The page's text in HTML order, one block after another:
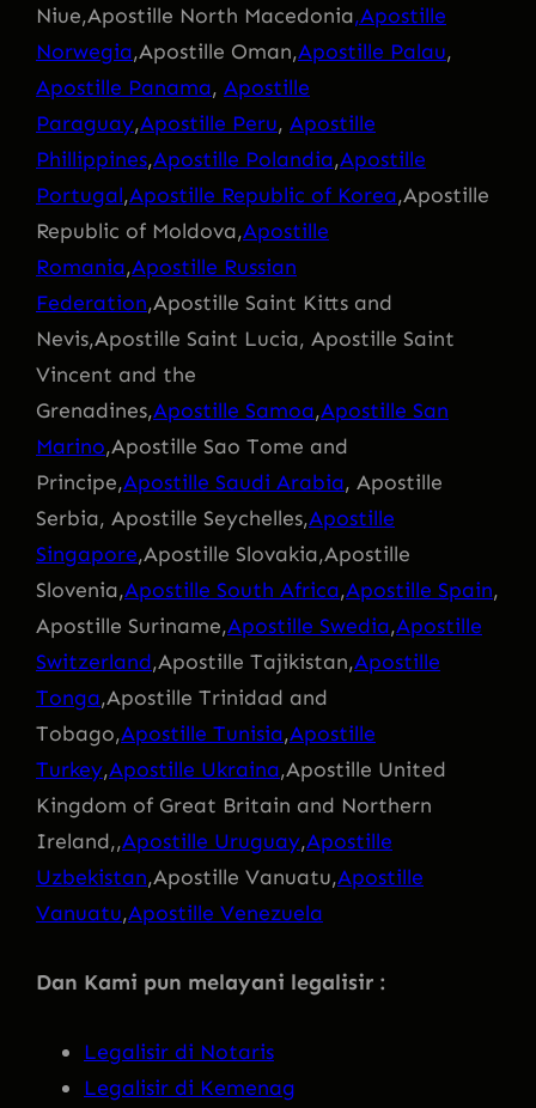
Niue,Apostille North Macedonia,Apostille
Norwegia,Apostille Oman,Apostille Palau,
Apostille Panama, Apostille
Paraguay,Apostille Peru, Apostille
Phillippines,Apostille Polandia,Apostille
Portugal,Apostille Republic of Korea,Apostille
Republic of Moldova,Apostille
Romania,Apostille Russian
Federation,Apostille Saint Kitts and
Nevis,Apostille Saint Lucia, Apostille Saint
Vincent and the
Grenadines,Apostille Samoa,Apostille San
Marino,Apostille Sao Tome and
Principe,Apostille Saudi Arabia, Apostille
Serbia, Apostille Seychelles,Apostille
Singapore,Apostille Slovakia,Apostille
Slovenia,Apostille South Africa,Apostille Spain,
Apostille Suriname,Apostille Swedia,Apostille
Switzerland,Apostille Tajikistan,Apostille
Tonga,Apostille Trinidad and
Tobago,Apostille Tunisia,Apostille
Turkey,Apostille Ukraina,Apostille United
Kingdom of Great Britain and Northern
Ireland,,Apostille Uruguay,Apostille
Uzbekistan,Apostille Vanuatu,Apostille
Vanuatu,Apostille Venezuela
Dan Kami pun melayani legalisir :
Legalisir di Notaris
Legalisir di Kemenag